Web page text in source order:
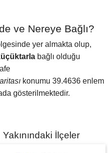
ve Nereye Bağlı?
yer almakta olup,
bağlı olduğu
konumu 39.4636 enlem
gösterilmektedir.
İlçeler